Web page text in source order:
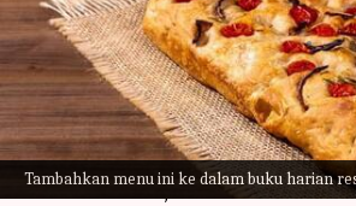
Tambahkan menu ini ke dalam buku harian
menulis Taufiq Al Jufri Mar 05, 2024
Apa ceritanya
Focaccia, roti pipih Italia yang
Romawi kuno, dikenal karena